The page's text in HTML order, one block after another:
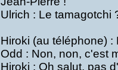
Ulrich : Le tamagotchi
Hiroki (au téléphone)
Odd : Non, non, c'est
Hiroki : Oh salut, pas